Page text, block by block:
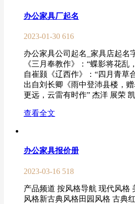
办公家具厂起名
2023-01-30 616
办公家具公司起名_家具店起名
《三月奉教作》：“蝶影将花乱
自崔颢《辽西作》：“四月青草
出自刘长卿《雨中登沛县楼，
更远，云雷有时作” 杰洋 展荣
查看全文
办公家具报价册
2023-03-16 518
产品频道 按风格导航 现代风格
风格新古典风格田园风格 古典